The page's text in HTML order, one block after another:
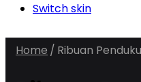
Switch skin
Home / Ribuan